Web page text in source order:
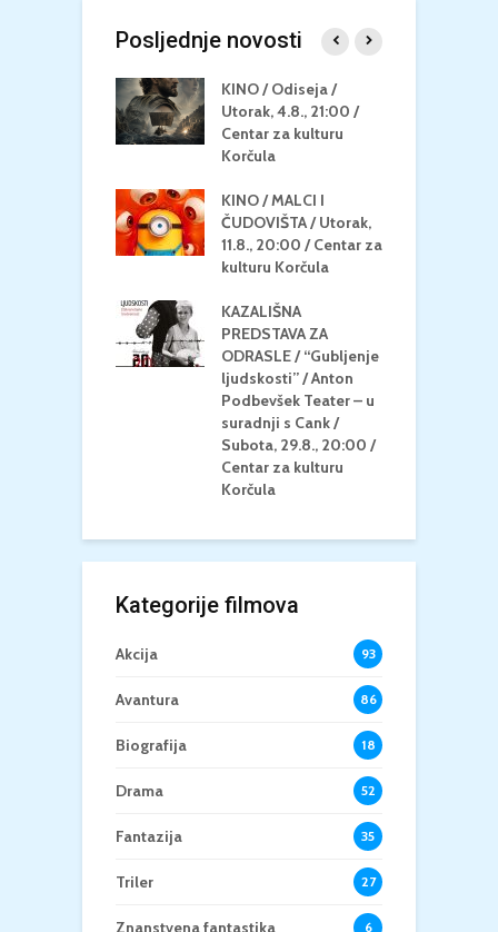
Posljednje novosti
KINO / Odiseja /
Utorak, 4.8., 21:00 /
Centar za kulturu
Korčula
KINO / MALCI I
ČUDOVIŠTA / Utorak,
11.8., 20:00 / Centar za
kulturu Korčula
KAZALIŠNA
PREDSTAVA ZA
ODRASLE / “Gubljenje
ljudskosti” / Anton
Podbevšek Teater – u
suradnji s Cank /
Subota, 29.8., 20:00 /
Centar za kulturu
Korčula
Kategorije filmova
Akcija 93
Avantura 86
Biografija 18
Drama 52
Fantazija 35
Triler 27
Znanstvena fantastika 6